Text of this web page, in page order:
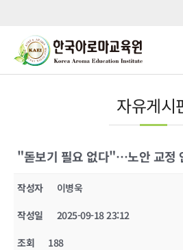
자유게시
"돋보기 필요 없다"…노안 교정
작성자
이병욱
작성일
2025-09-18 23:12
조회
188